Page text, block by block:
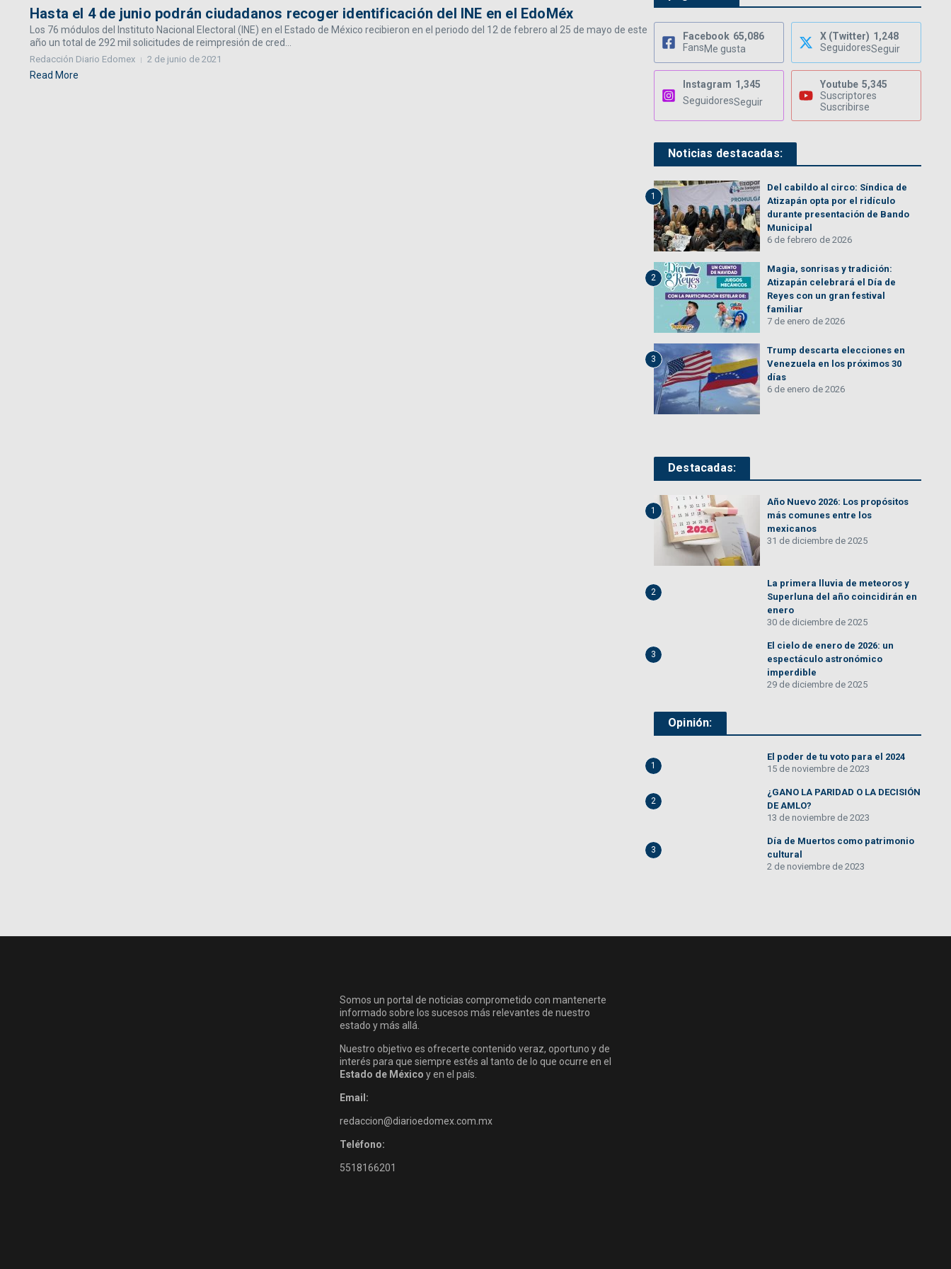
Hasta el 4 de junio podrán ciudadanos recoger identificación del INE en el EdoMéx
Los 76 módulos del Instituto Nacional Electoral (INE) en el Estado de México recibieron en el periodo del 12 de febrero al 25 de mayo de este
año un total de 292 mil solicitudes de reimpresión de cred...
Redacción Diario Edomex 2 de junio de 2021
Read More
Facebook 65,086
FansMe gusta
X (Twitter) 1,248
SeguidoresSeguir
Instagram 1,345
SeguidoresSeguir
Youtube 5,345
Suscriptores
Suscribirse
Noticias destacadas:
1
Del cabildo al circo: Síndica de
Atizapán opta por el ridículo
durante presentación de Bando
Municipal
6 de febrero de 2026
2
Magia, sonrisas y tradición:
Atizapán celebrará el Día de
Reyes con un gran festival
familiar
7 de enero de 2026
3
Trump descarta elecciones en
Venezuela en los próximos 30
días
6 de enero de 2026
Destacadas:
1
Año Nuevo 2026: Los propósitos
más comunes entre los
mexicanos
31 de diciembre de 2025
2
La primera lluvia de meteoros y
Superluna del año coincidirán en
enero
30 de diciembre de 2025
3
El cielo de enero de 2026: un
espectáculo astronómico
imperdible
29 de diciembre de 2025
Opinión:
1
El poder de tu voto para el 2024
15 de noviembre de 2023
2
¿GANO LA PARIDAD O LA DECISIÓN
DE AMLO?
13 de noviembre de 2023
3
Día de Muertos como patrimonio
cultural
2 de noviembre de 2023
Somos un portal de noticias comprometido con mantenerte
informado sobre los sucesos más relevantes de nuestro
estado y más allá.
Nuestro objetivo es ofrecerte contenido veraz, oportuno y de
interés para que siempre estés al tanto de lo que ocurre en el
Estado de México y en el país.
Email:
redaccion@diarioedomex.com.mx
Teléfono:
5518166201